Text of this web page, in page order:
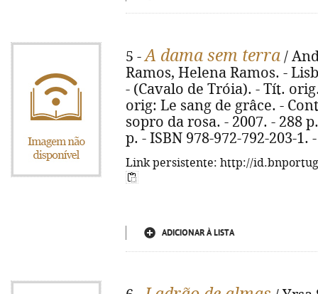
5 -A dama sem terra /
Ramos, Helena Ramos. -
- (Cavalo de Tróia). - Tít.
orig: Le sang de grâce. -
sopro da rosa. - 2007. - 288
p. - ISBN 978-972-792-203-1.
Link persistente: http://
ADICIONAR À LISTA